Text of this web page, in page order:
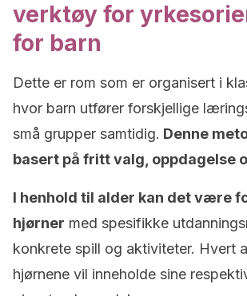
verktøy for
for barn
Dette er rom som er organisert i
hvor barn utfører forskjellige
små grupper samtidig. Denne
basert på fritt valg, oppdagelse
I henhold til alder kan det være
hjørner med spesifikke
konkrete spill og aktiviteter. Hvert
hjørnene vil inneholde sine